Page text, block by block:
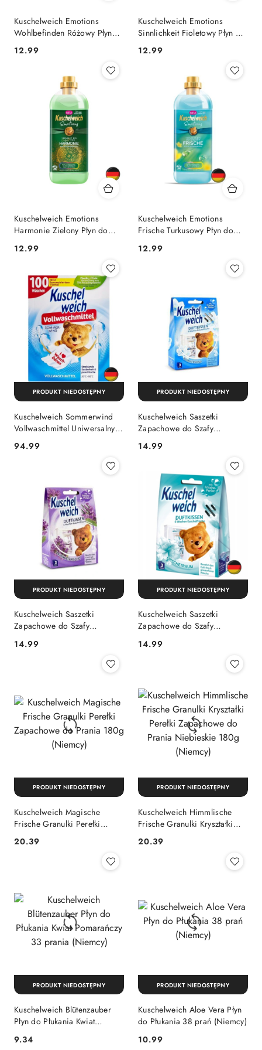
Kuschelweich Emotions
Wohlbefinden Różowy Płyn
Cena:
12.99
Kuschelweich Emotions
Sinnlichkeit Fioletowy Płyn do
Cena:
12.99
Kuschelweich Emotions
Harmonie Zielony Płyn do
Cena:
12.99
Kuschelweich Emotions
Frische Turkusowy Płyn do
Cena:
12.99
Kuschelweich Sommerwind
Vollwaschmittel Uniwersalny
(Niemcy)
Cena:
94.99
PRODUKT NIEDOSTĘPNY
Kuschelweich Saszetki
Zapachowe do Szafy
szt. (Niemcy)
Cena:
14.99
PRODUKT NIEDOSTĘPNY
Kuschelweich Saszetki
Zapachowe do Szafy
szt. (Niemcy)
Cena:
14.99
PRODUKT NIEDOSTĘPNY
Kuschelweich Saszetki
Zapachowe do Szafy
szt. (Niemcy)
Cena:
14.99
PRODUKT NIEDOSTĘPNY
Kuschelweich Magische
Frische Granulki Perełki
(Niemcy)
Cena:
20.39
PRODUKT NIEDOSTĘPNY
Kuschelweich Himmlische
Frische Granulki Kryształki
Niebieskie 180g (Niemcy)
Cena:
20.39
PRODUKT NIEDOSTĘPNY
Kuschelweich Blütenzauber
Płyn do Płukania Kwiat
(Niemcy)
Cena:
9.34
PRODUKT NIEDOSTĘPNY
Kuschelweich Aloe Vera Płyn
do Płukania 38 prań (Niemcy)
Cena:
10.99
PRODUKT NIEDOSTĘPNY